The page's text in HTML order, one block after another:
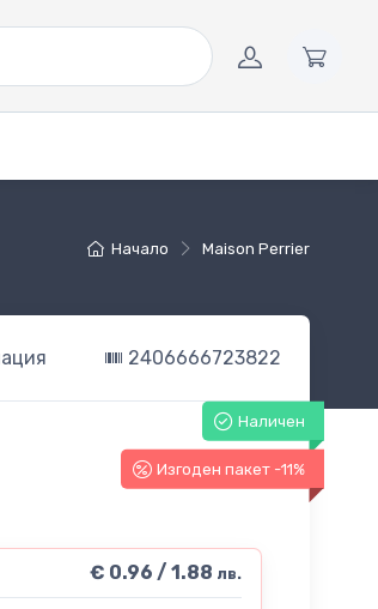
Начало Maison Perrier
2406666723822
Наличен
Изгоден пакет -11%
€ 0.96 / 1.88 лв.